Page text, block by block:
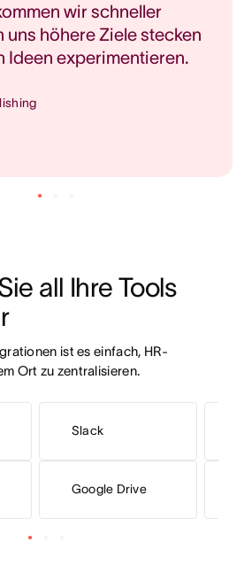
wir schneller
uns höhere Ziele stecken
Ideen experimentieren.
all Ihre Tools
ist es einfach, HR-
Ort zu zentralisieren.
Slack
Google Drive